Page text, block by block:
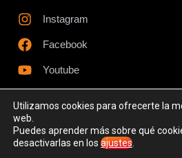
Instagram
Facebook
Youtube
© Todos los derechos reservados -
Utilizamos cookies para ofrecerte la
web.
Puedes aprender más sobre qué
desactivarlas en los ajustes